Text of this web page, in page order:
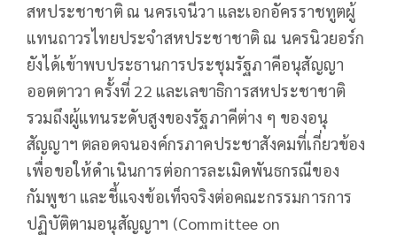
สหประชาชาติ ณ นครเจนีวา และเอกอัครราชทูตผู้
แทนถาวรไทยประจำสหประชาชาติ ณ นครนิวยอร์ก
ยังได้เข้าพบประธานการประชุมรัฐภาคีอนุสัญญา
ออตตาวา ครั้งที่ 22 และเลขาธิการสหประชาชาติ
รวมถึงผู้แทนระดับสูงของรัฐภาคีต่าง ๆ ของอนุ
สัญญาฯ ตลอดจนองค์กรภาคประชาสังคมที่เกี่ยวข้อง
เพื่อขอให้ดำเนินการต่อการละเมิดพันธกรณีของ
กัมพูชา และชี้แจงข้อเท็จจริงต่อคณะกรรมการการ
ปฏิบัติตามอนุสัญญาฯ (Committee on